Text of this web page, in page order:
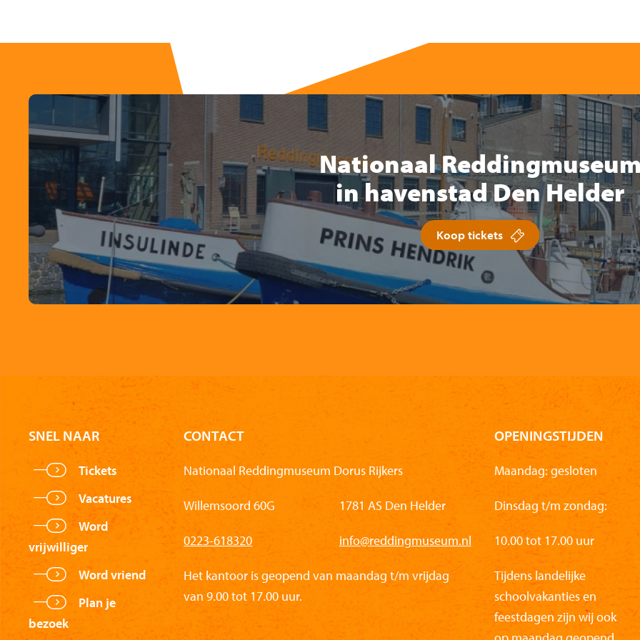
Nationaal
in havenstad Den Helder
Koop tickets
SNEL NAAR
Tickets
Vacatures
Word
vrijwilliger
Word vriend
Plan je
bezoek
CONTACT
Nationaal Reddingmuseum Dorus Rijkers
Willemsoord 60G
0223-618320
1781 AS Den Helder
info@reddingmuseum.nl
Het kantoor is geopend van maandag t/m vrijdag
van 9.00 tot 17.00 uur.
OPENINGSTIJDEN
Maandag: gesloten
Dinsdag t/m zondag:
10.00 tot 17.00 uur
Tijdens landelijke
schoolvakanties en
feestdagen zijn wij ook